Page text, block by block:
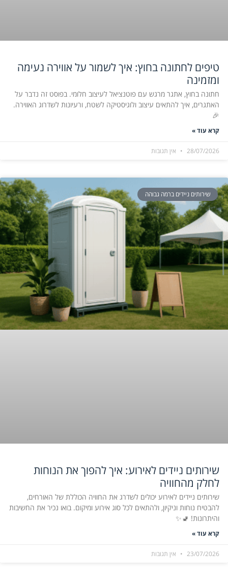
טיפים לחתונה בחוץ: איך לשמור על אווירה נעימה
ומזמינה
חתונה בחוץ, אתגר מרגש עם פוטנציאל לעיצוב חלומי. בפוסט זה נדבר על
האתגרים, איך להתאים עיצוב ולוגיסטיקה לשטח, ורעיונות לשדרוג האווירה.
🎉
קרא עוד »
28/07/2026 אין תגובות
שירותים ניידים ברמה גבוהה
שירותים ניידים לאירוע: איך להפוך את הנוחות
לחלק מהחוויה
שירותים ניידים לאירוע יכולים לשדרג את החוויה הכוללת של האורחים,
להבטיח נוחות וניקיון, ולהתאים לכל סוג אירוע ומיקום. בואו נכיר את החשיבות
והיתרונות! 🚽✨
קרא עוד »
23/07/2026 אין תגובות